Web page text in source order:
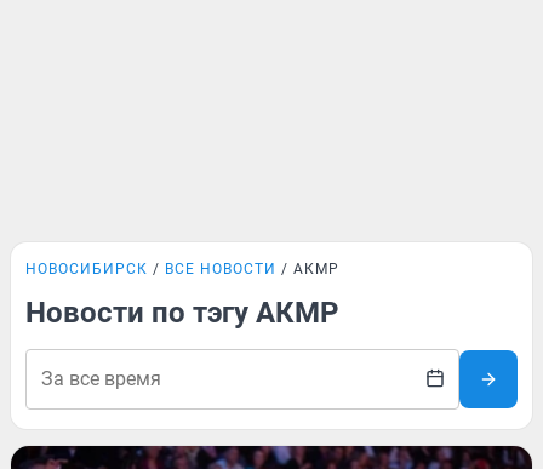
НОВОСИБИРСК ВСЕ НОВОСТИ АКМР
Новости по тэгу АКМР